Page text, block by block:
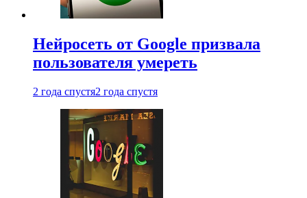
Нейросеть от Google призвала
пользователя умереть
2 года спустя2 года спустя